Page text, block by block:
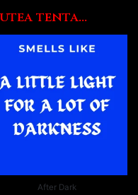
tenta...
After Dark